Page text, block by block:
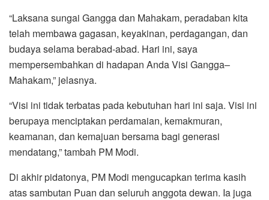
“Laksana sungai Gangga dan Mahakam, peradaban kita
telah membawa gagasan, keyakinan, perdagangan, dan
budaya selama berabad-abad. Hari ini, saya
mempersembahkan di hadapan Anda Visi Gangga–
Mahakam,” jelasnya.
“Visi ini tidak terbatas pada kebutuhan hari ini saja. Visi ini
berupaya menciptakan perdamaian, kemakmuran,
keamanan, dan kemajuan bersama bagi generasi
mendatang,” tambah PM Modi.
Di akhir pidatonya, PM Modi mengucapkan terima kasih
atas sambutan Puan dan seluruh anggota dewan. Ia juga